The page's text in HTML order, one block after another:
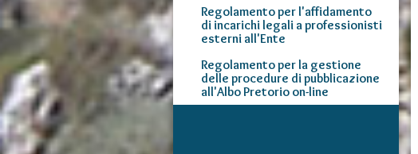
Regolamento per l'affidamento
di incarichi legali a professionisti
esterni all'Ente
Regolamento per la gestione
delle procedure di pubblicazione
all'Albo Pretorio on-line